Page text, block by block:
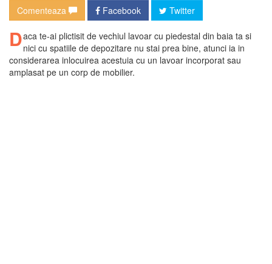
Comenteaza Facebook Twitter
Daca te-ai plictisit de vechiul lavoar cu piedestal din baia ta si
nici cu spatiile de depozitare nu stai prea bine, atunci ia in
considerarea inlocuirea acestuia cu un lavoar incorporat sau
amplasat pe un corp de mobilier.